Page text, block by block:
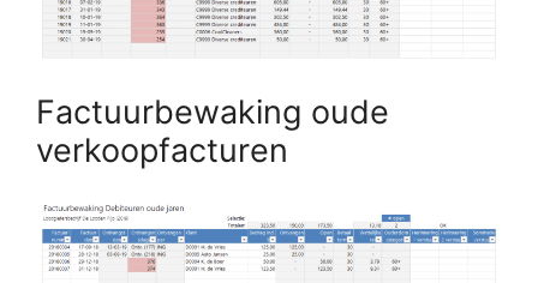
Factuurbewaking oude
verkoopfacturen